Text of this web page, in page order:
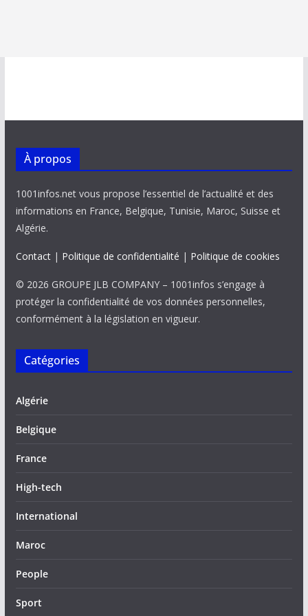
À propos
1001infos.net vous propose l’essentiel de l’actualité et des
informations en France, Belgique, Tunisie, Maroc, Suisse et
Algérie.
Contact| Politique de confidentialité | Politique de cookies
© 2026 GROUPE JLB COMPANY – 1001infos s’engage à
protéger la confidentialité de vos données personnelles,
conformément à la législation en vigueur.
Catégories
Algérie
Belgique
France
High-tech
International
Maroc
People
Sport